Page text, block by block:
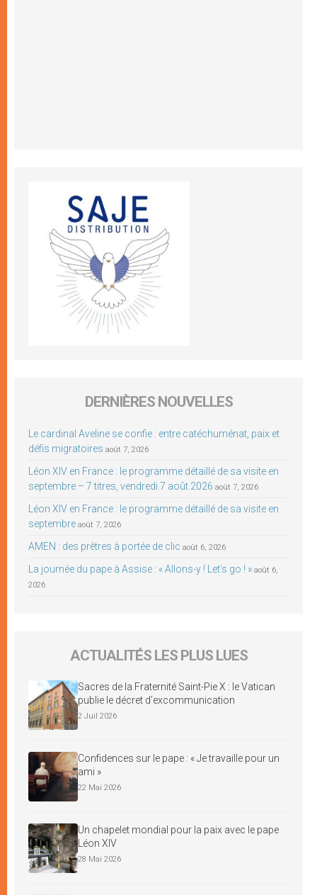
DERNIÈRES NOUVELLES
Le cardinal Aveline se confie : entre catéchuménat, paix et
défis migratoires août 7, 2026
Léon XIV en France : le programme détaillé de sa visite en
septembre – 7 titres, vendredi 7 août 2026 août 7, 2026
Léon XIV en France : le programme détaillé de sa visite en
septembre août 7, 2026
AMEN : des prêtres à portée de clic août 6, 2026
La journée du pape à Assise : « Allons-y ! Let’s go ! » août 6,
2026
ACTUALITÉS LES PLUS LUES
Sacres de la Fraternité Saint-Pie X : le Vatican
publie le décret d’excommunication
2 Juil 2026
Confidences sur le pape : « Je travaille pour un
ami »
22 Mai 2026
Un chapelet mondial pour la paix avec le pape
Léon XIV
28 Mai 2026